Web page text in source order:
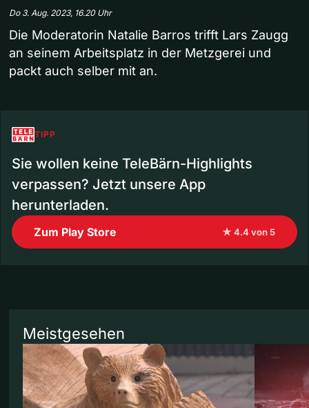
Do 3. Aug. 2023, 16.20 Uhr
Die Moderatorin Natalie Barros trifft Lars Zaugg
an seinem Arbeitsplatz in der Metzgerei und
packt auch selber mit an.
TIPP
Sie wollen keine TeleBärn-Highlights
verpassen? Jetzt unsere App
herunterladen.
Zum Play Store ★ 4.4 von 5
Meistgesehen